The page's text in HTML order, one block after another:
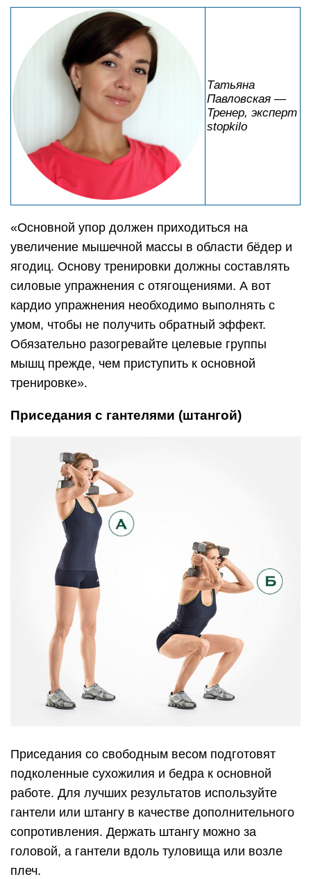
Татьяна
Павловская —
Тренер, эксперт
stopkilo
«Основной упор должен приходиться на
увеличение мышечной массы в области бёдер и
ягодиц. Основу тренировки должны составлять
силовые упражнения с отягощениями. А вот
кардио упражнения необходимо выполнять с
умом, чтобы не получить обратный эффект.
Обязательно разогревайте целевые группы
мышц прежде, чем приступить к основной
тренировке».
Приседания с гантелями (штангой)
Приседания со свободным весом подготовят
подколенные сухожилия и бедра к основной
работе. Для лучших результатов используйте
гантели или штангу в качестве дополнительного
сопротивления. Держать штангу можно за
головой, а гантели вдоль туловища или возле
плеч.